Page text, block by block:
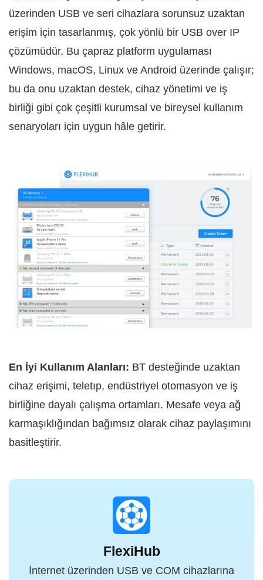
üzerinden USB ve seri cihazlara sorunsuz uzaktan
erişim için tasarlanmış, çok yönlü bir USB over IP
çözümüdür. Bu çapraz platform uygulaması
Windows, macOS, Linux ve Android üzerinde çalışır;
bu da onu uzaktan destek, cihaz yönetimi ve iş
birliği gibi çok çeşitli kurumsal ve bireysel kullanım
senaryoları için uygun hâle getirir.
En İyi Kullanım Alanları: BT desteğinde uzaktan
cihaz erişimi, teletıp, endüstriyel otomasyon ve iş
birliğine dayalı çalışma ortamları. Mesafe veya ağ
karmaşıklığından bağımsız olarak cihaz paylaşımını
basitleştirir.
FlexiHub
İnternet üzerinden USB ve COM cihazlarına